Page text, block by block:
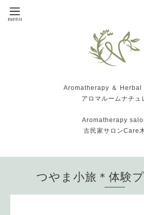
Aromatherapy ＆ Herbal
アロマルームナチュ
Aromatherapy
古民家サロンCare
つやま小旅＊体験